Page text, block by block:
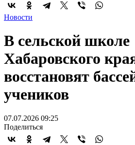
Новости
В сельской школе
Хабаровского
восстановят
учеников
07.07.2026 09:25
Поделиться